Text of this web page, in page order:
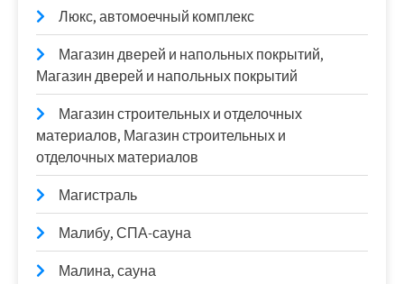
Люкс, автомоечный комплекс
Магазин дверей и напольных покрытий,
Магазин дверей и напольных покрытий
Магазин строительных и отделочных
материалов, Магазин строительных и
отделочных материалов
Магистраль
Малибу, СПА-сауна
Малина, сауна